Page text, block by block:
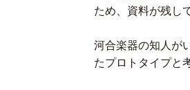
ため、資料が残し
河合楽器の知人が
たプロトタイプと